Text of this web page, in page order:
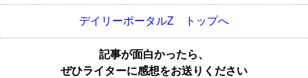
デイリーポータルZ トップへ
記事が面白かったら、
ぜひライターに感想をお送りください